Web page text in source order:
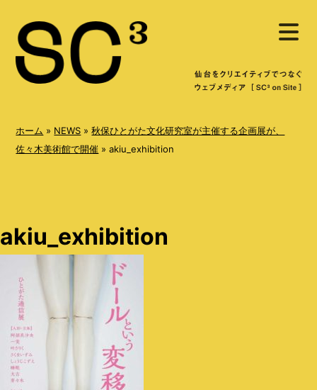
e
メ
ニ
を
開
く
ホーム » NEWS »秋保ひとがた文化研究室が主催する企画展が、
佐々木美術館で開催 »akiu_exhibition
akiu_exhibition